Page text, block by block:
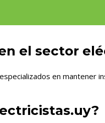
el sector
en mantener